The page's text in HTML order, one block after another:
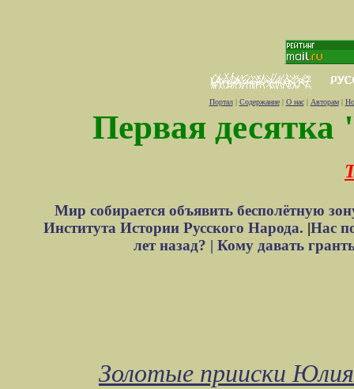
Портал| Содержание| О нас| Авторам|
Первая десятка
Мир собирается объявить бесполётную
Института Истории Русского Народа. |Нас
лет назад? | Кому давать
Золотые прииски